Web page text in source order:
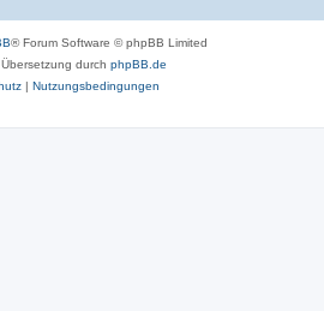
® Forum Software © phpBB Limited
durch phpBB.de
| Nutzungsbedingungen